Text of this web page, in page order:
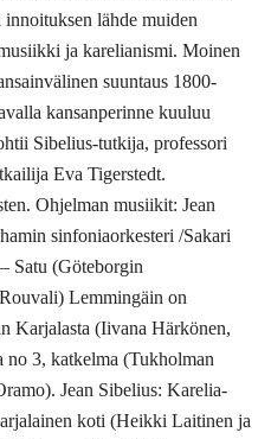
lähde muiden
ja karelianismi. Moinen
suuntaus 1800-
kansanperinne kuuluu
Sibelius-tutkija, professori
Eva Tigerstedt.
Ohjelman musiikit: Jean
sinfoniaorkesteri /Sakari
Satu (Göteborgin
Lemmingäin on
Karjalasta (Iivana Härkönen,
3, katkelma (Tukholman
Jean Sibelius: Karelia-
koti (Heikki Laitinen ja